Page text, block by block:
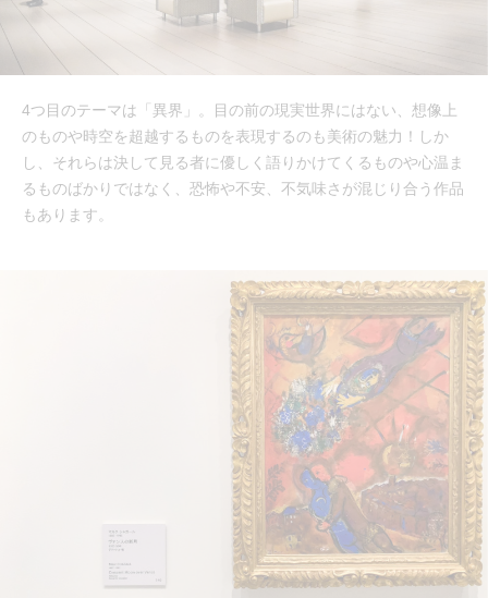
4つ目のテーマは「異界」。目の前の現実世界にはない、想像上
のものや時空を超越するものを表現するのも美術の魅力！しか
し、それらは決して見る者に優しく語りかけてくるものや心温ま
るものばかりではなく、恐怖や不安、不気味さが混じり合う作品
もあります。